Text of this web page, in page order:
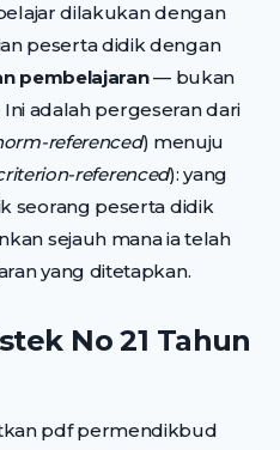
dilakukan dengan
peserta didik dengan
pembelajaran— bukan
adalah pergeseran dari
referenced) menuju
referenced): yang
seorang peserta didik
sejauh mana ia telah
yang ditetapkan.
No 21 Tahun
pdf permendikbud